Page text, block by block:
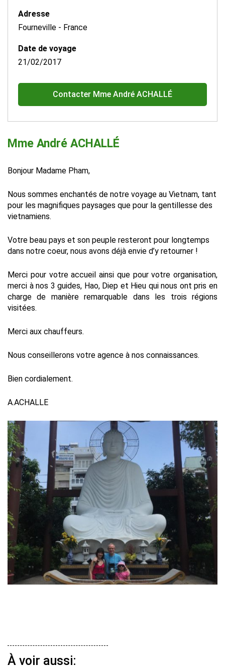
Mme André ACHALLÉ
Bonjour Madame Pham,
Nous sommes enchantés de notre voyage au Vietnam, tant
pour les magnifiques paysages que pour la gentillesse des
vietnamiens.
Votre beau pays et son peuple resteront pour longtemps
dans notre coeur, nous avons déjà envie d’y retourner !
Merci pour votre accueil ainsi que pour votre organisation,
merci à nos 3 guides, Hao, Diep et Hieu qui nous ont pris en
charge de manière remarquable dans les trois régions
visitées.
Merci aux chauffeurs.
Nous conseillerons votre agence à nos connaissances.
Bien cordialement.
A.ACHALLE
Adresse
Fourneville - France
Date de voyage
21/02/2017
Contacter Mme André ACHALLÉ
À voir aussi: